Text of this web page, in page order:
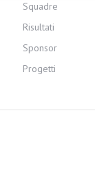
Squadre
Risultati
Sponsor
Progetti